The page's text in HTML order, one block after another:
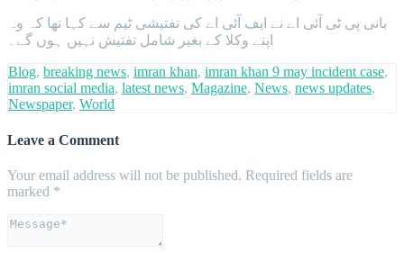
بانی پی ٹی آئی اے نے ایف آئی اے کی تفتیشی ٹیم سے کہا تھا کہ وہ
اپنے وکلا کے بغیر شامل تفتیش نہیں ہوں گے۔
Blog, breaking news, imran khan, imran khan 9 may incident case,
imran social media, latest news, Magazine, News, news updates,
Newspaper, World
Leave a Comment
Your email address will not be published. Required fields are
marked *